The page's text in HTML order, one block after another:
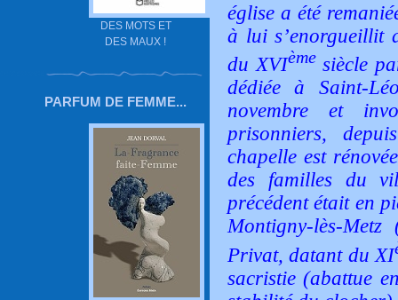
DES MOTS ET
DES MAUX !
PARFUM DE FEMME...
église a été
à lui s’enorgueillit
du XVIèmesiècle
dédiée à Saint-
novembre et
prisonniers,
chapelle est
des familles du
précédent était en
Montigny-lès-Metz
Privat, datant du XI
sacristie (abattue